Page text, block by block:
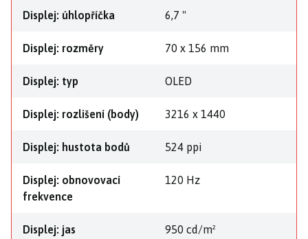
Displej: úhlopříčka 6,7 "
Displej: rozměry 70 x 156 mm
Displej: typ OLED
Displej: rozlišení (body) 3216 x 1440
Displej: hustota bodů 524 ppi
Displej: obnovovací
frekvence
120 Hz
Displej: jas 950 cd/m²